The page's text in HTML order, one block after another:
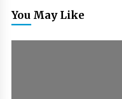
You May Like